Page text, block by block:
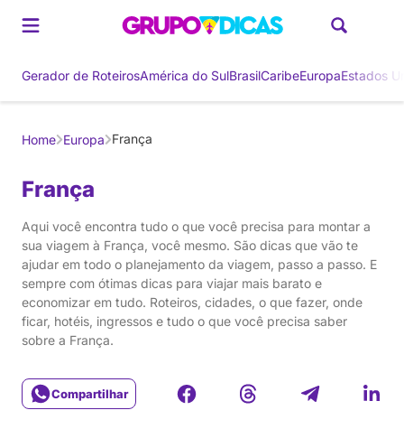
Gerador de RoteirosAmérica do SulBrasilCaribeEuropaEstados
Home Europa França
França
Compartilhar
Aqui você encontra tudo o que você precisa para montar a
sua viagem à França, você mesmo. São dicas que vão te
ajudar em todo o planejamento da viagem, passo a passo. E
sempre com ótimas dicas para viajar mais barato e
economizar em tudo. Roteiros, cidades, o que fazer, onde
ficar, hotéis, ingressos e tudo o que você precisa saber
sobre a França.